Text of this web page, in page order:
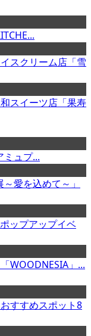
スクリーム店「雪
スイーツ店「果寿
ミュプ...
愛を込めて～」
ップアップイベ
WOODNESIA」...
すすめスポット8